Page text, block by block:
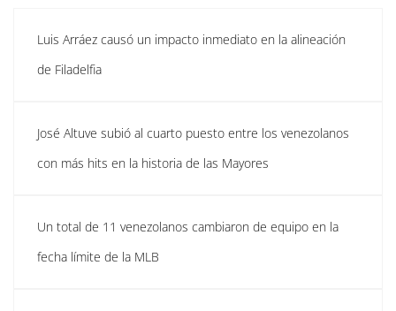
Luis Arráez causó un impacto inmediato en la alineación
de Filadelfia
José Altuve subió al cuarto puesto entre los venezolanos
con más hits en la historia de las Mayores
Un total de 11 venezolanos cambiaron de equipo en la
fecha límite de la MLB